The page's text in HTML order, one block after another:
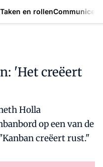
Taken en rollen
'Het creëert
Holla
op een van de
creëert rust."